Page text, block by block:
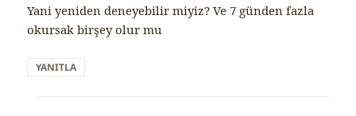
Yani yeniden deneyebilir miyiz? Ve 7 günden fazla
okursak birşey olur mu
YANITLA